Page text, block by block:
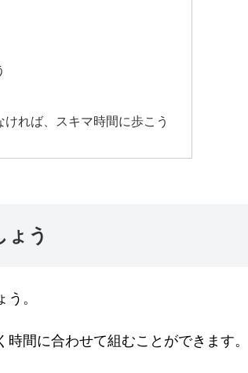
れば、スキマ時間に歩こう
ょう
。
間に合わせて組むことができます。